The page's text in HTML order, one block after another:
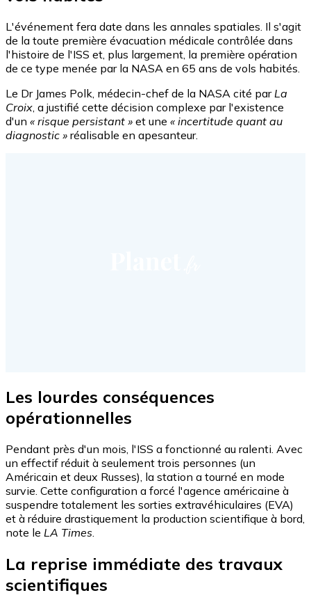
L'événement fera date dans les annales spatiales. Il s'agit
de la toute première évacuation médicale contrôlée dans
l'histoire de l'ISS et, plus largement, la première opération
de ce type menée par la NASA en 65 ans de vols habités.
Le Dr James Polk, médecin-chef de la NASA cité parLa
Croix, a justifié cette décision complexe par l'existence
d'un « risque persistant » et une « incertitude quant au
diagnostic » réalisable en apesanteur.
Les lourdes conséquences
opérationnelles
Pendant près d'un mois, l'ISS a fonctionné au ralenti. Avec
un effectif réduit à seulement trois personnes (un
Américain et deux Russes), la station a tourné en mode
survie. Cette configuration a forcé l'agence américaine à
suspendre totalement les sorties extravéhiculaires (EVA)
et à réduire drastiquement la production scientifique à bord,
note le LA Times
La reprise immédiate des travaux
scientifiques